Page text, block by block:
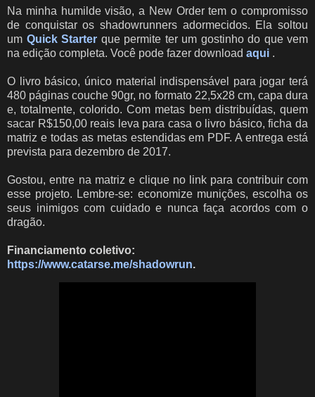
Na minha humilde visão, a New Order tem o compromisso
de conquistar os shadowrunners adormecidos. Ela soltou
um Quick Starter que permite ter um gostinho do que vem
na edição completa. Você pode fazer download aqui .
O livro básico, único material indispensável para jogar terá
480 páginas couche 90gr, no formato 22,5x28 cm, capa dura
e, totalmente, colorido. Com metas bem distribuídas, quem
sacar R$150,00 reais leva para casa o livro básico, ficha da
matriz e todas as metas estendidas em PDF. A entrega está
prevista para dezembro de 2017.
Gostou, entre na matriz e clique no link para contribuir com
esse projeto. Lembre-se: economize munições, escolha os
seus inimigos com cuidado e nunca faça acordos com o
dragão.
Financiamento coletivo:
https://www.catarse.me/shadowrun.